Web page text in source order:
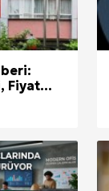
Fiyat...